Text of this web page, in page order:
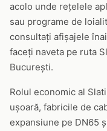
acolo unde rețelele
sau programe de
consultați afișajele
faceți naveta pe ruta
București.
Rolul economic al
ușoară, fabricile de
expansiune pe DN65